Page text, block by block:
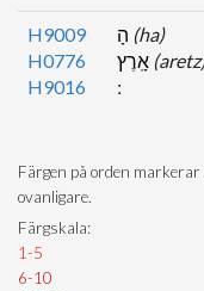
H9009
H0776
H9016
(ha)
Färgen på orden
ovanligare.
Färgskala:
1-5
6-10